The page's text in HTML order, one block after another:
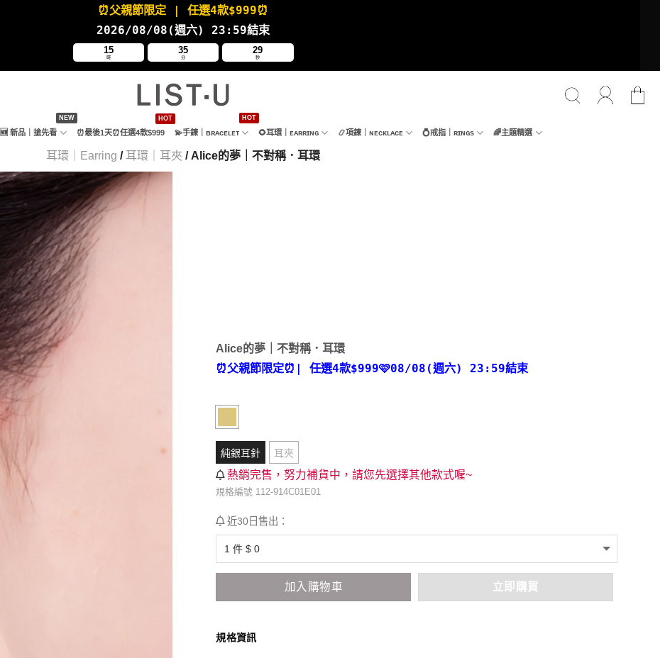
⏰父親節限定 | 任選4款$999⏰
2026/08/08(週六) 23:59結束
15
時
35
分
27
秒
🆕 新品｜搶先看 ⏰最後1天⏰任選4款$999 💫手鍊｜ʙʀᴀᴄᴇʟᴇᴛ 🌻耳環｜ᴇᴀʀʀɪɴɢ 📿項鍊｜ɴᴇᴄᴋʟᴀᴄᴇ 💍戒指｜ʀɪɴɢs 🌈主題精選
耳環｜Earring / 耳環｜耳夾 / Alice的夢｜不對稱．耳環
Alice的夢｜不對稱．耳環
⏰父親節限定⏰ | 任選4款$999🩷08/08(週六) 23:59結束
純銀耳針 耳夾
熱銷完售，努力補貨中，請您先選擇其他款式喔~
規格編號 112-914C01E01
近30日售出：
加入購物車 立即購買
規格資訊